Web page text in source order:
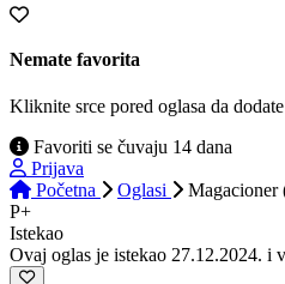
Nemate favorita
Kliknite srce pored oglasa da
Favoriti se čuvaju 14 dana
Prijava
Početna
Oglasi
Magacioner
P+
Istekao
Ovaj oglas je istekao 27.12.2024. i